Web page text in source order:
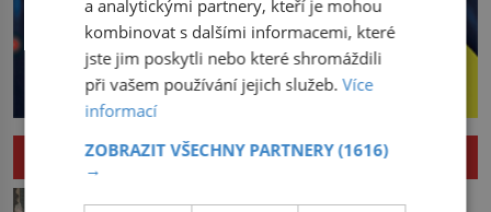
HISTORIE
Pád Maximiliena Robespierra: Zuřivého
a analytickými partnery, kteří je mohou
kombinovat s dalšími informacemi, které
jste jim poskytli nebo které shromáždili
při vašem používání jejich služeb.Více
informací
ZOBRAZIT VŠECHNY PARTNERY(1616)
→